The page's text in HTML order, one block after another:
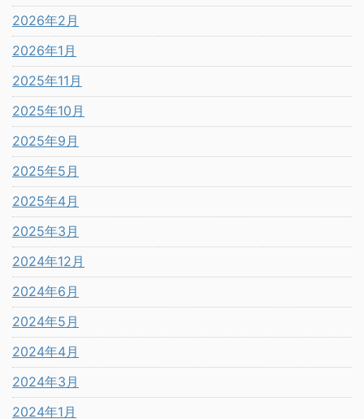
2026年2月
2026年1月
2025年11月
2025年10月
2025年9月
2025年5月
2025年4月
2025年3月
2024年12月
2024年6月
2024年5月
2024年4月
2024年3月
2024年1月